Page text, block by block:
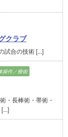
クラブ
試合の技術 [...]
操作／療術
・長棒術・帯術・